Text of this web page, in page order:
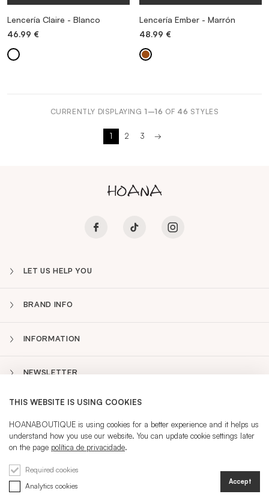
Sidebar
CURRENT LANGUAGE:PT
REGISTRATION
Lencería Claire - Blanco
46.99 €
Lencería Ember - Marrón
48.99 €
CURRENTLY DISPLAYING1–16 OF 46 STYLES
1 2 3 →
LET US HELP YOU
BRAND INFO
INFORMATION
NEWSLETTER
THIS WEBSITE IS USING COOKIES
HOANABOUTIQUE is using cookies for a better experience and it helps us
understand how you use our website. You can update cookie settings later
on the page política de privacidade.
Required cookies
Analytics cookies
Accept